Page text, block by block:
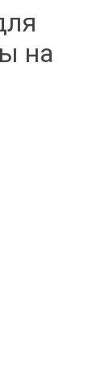
на